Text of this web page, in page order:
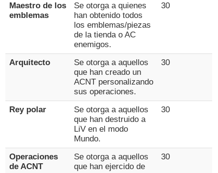
Maestro de los
emblemas
Se otorga a quienes
han obtenido todos
los emblemas/piezas
de la tienda o AC
enemigos.
30
Arquitecto
Se otorga a aquellos
que han creado un
ACNT personalizando
sus operaciones.
30
Rey polar
Se otorga a aquellos
que han destruido a
LiV en el modo
Mundo.
30
Operaciones
de ACNT
Se otorga a aquellos
que han ejercido de
30